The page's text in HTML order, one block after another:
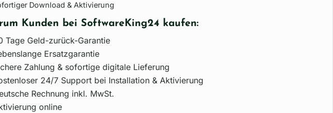
Download & Aktivierung
Kunden bei SoftwareKing24 kaufen:
Tage Geld-zurück-Garantie
Ersatzgarantie
Zahlung & sofortige digitale Lieferung
24/7 Support bei Installation & Aktivierung
Rechnung inkl. MwSt.
online